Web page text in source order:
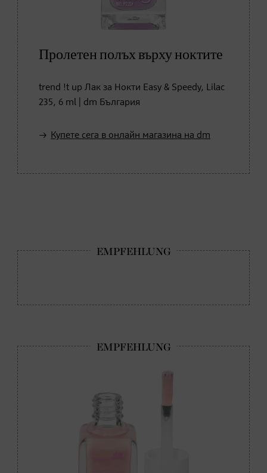
Пролетен полъх върху ноктите
trend !t up Лак за Нокти Easy & Speedy, Lilac
235, 6 ml | dm България
Купете сега в онлайн магазина на dm